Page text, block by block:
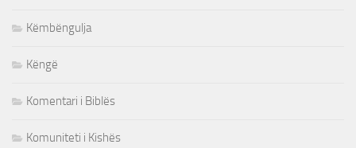
Këmbëngulja
Këngë
Komentari i Biblës
Komuniteti i Kishës